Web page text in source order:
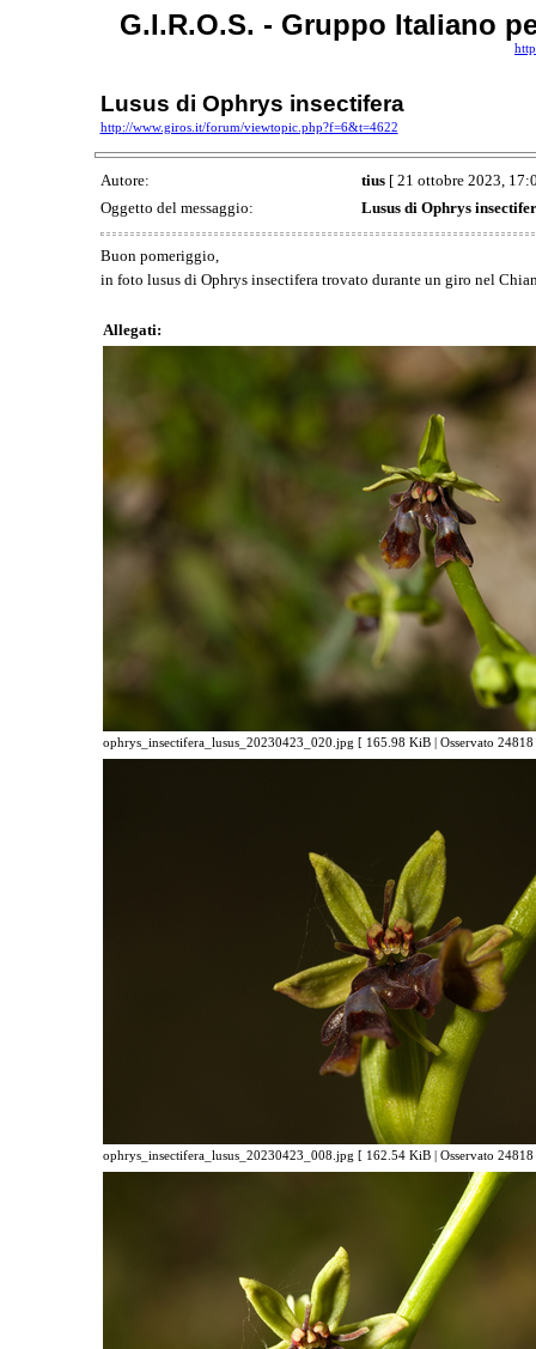
G.I.R.O.S. - Gruppo Italiano
Lusus di Ophrys insectifera
http://www.giros.it/forum/viewtopic.php?f=6&t=4622
Autore: tius[ 21 ottobre 2023,
Oggetto del messaggio:
Lusus di Ophrys
Buon pomeriggio,
in foto lusus di Ophrys insectifera trovato durante un giro nel
Allegati:
ophrys_insectifera_lusus_20230423_020.jpg [ 165.98 KiB | Osservato
ophrys_insectifera_lusus_20230423_008.jpg [ 162.54 KiB | Osservato